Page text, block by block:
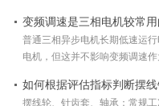
变频调速是三相电机较常
普通三相异步电机长期低速运
电机，但这并不影响变频调速
如何根据评估指标判断摆
摆线轮、针齿套、轴承：常规